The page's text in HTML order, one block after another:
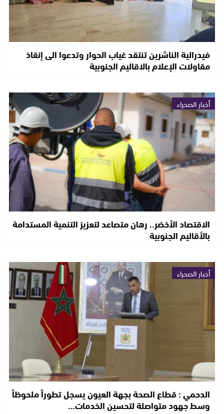
فيدرالية الناشرين تنتقد غياب الحوار وتدعوا الى إنقاذ
مقاولات الإعلام بالاقاليم الجنوبية
أخبار الصحراء
الاقتصاد الأخضر.. رهان متصاعد لتعزيز التنمية المستدامة
بالأقاليم الجنوبية
أخبار الصحراء
الدحمي : قطاع الصحة بجهة العيون يسجل تطوراً ملحوظاً
وسط جهود متواصلة لتحسين الخدمات…